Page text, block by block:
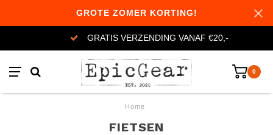
GROTE ZOMER KORTING!
GRATIS VERZENDING VANAF €20,-
0
Home
FIETSEN